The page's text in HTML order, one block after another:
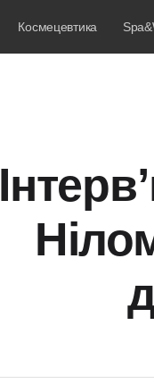
Космецевтика